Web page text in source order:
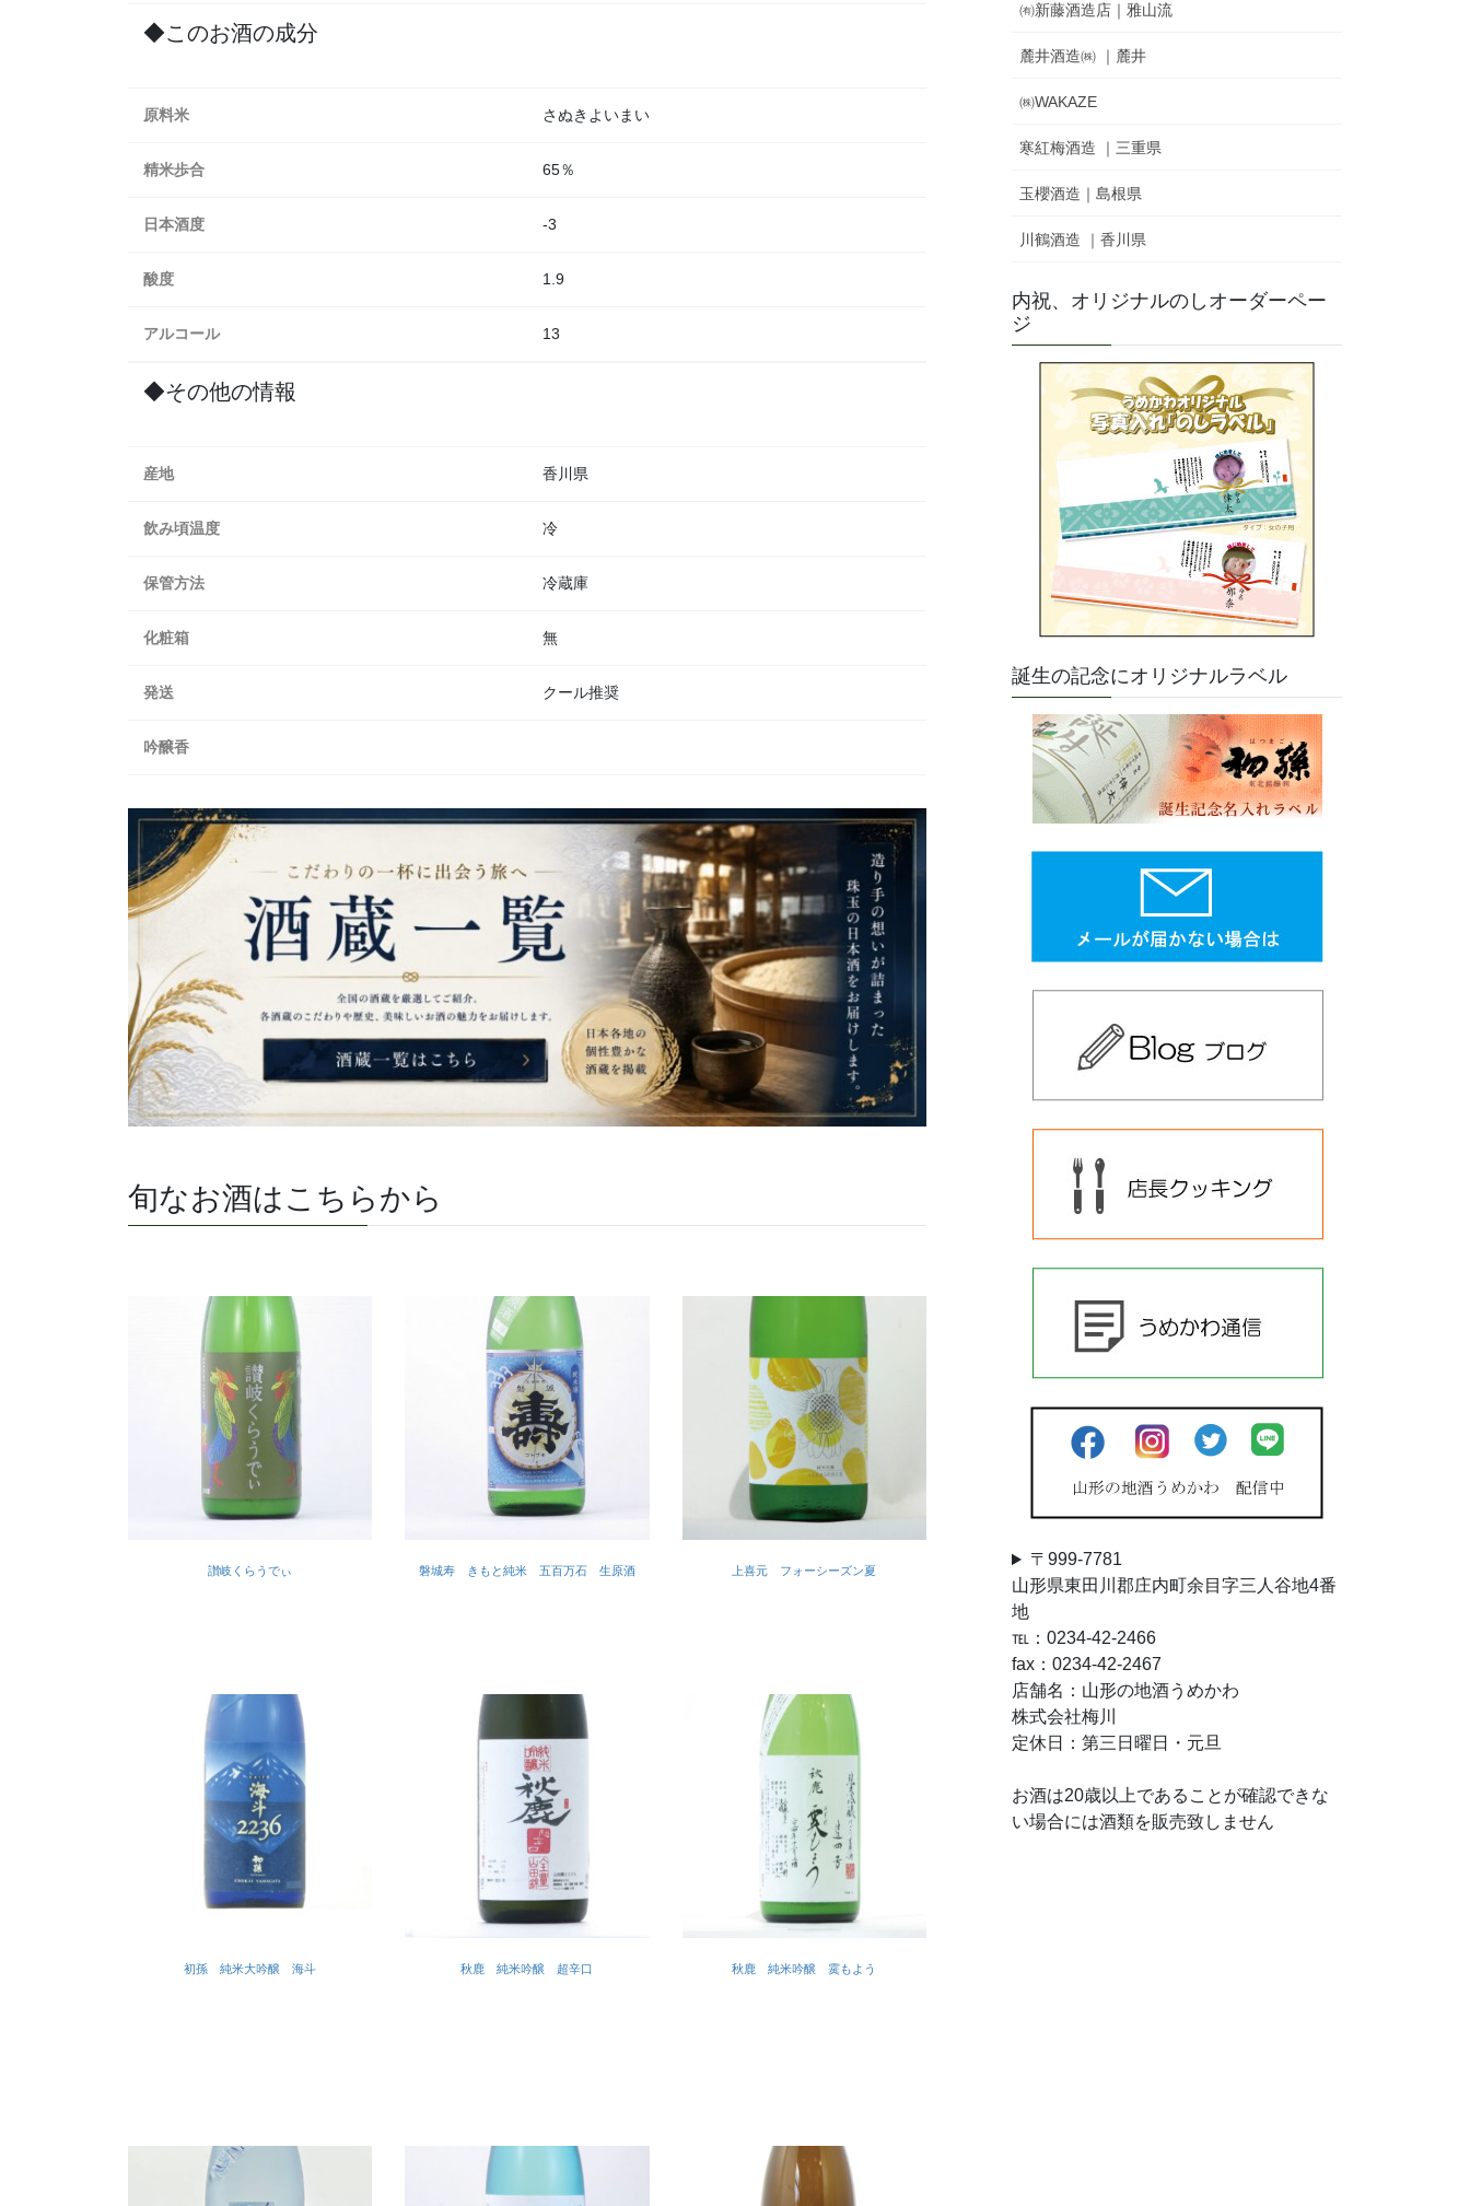
◆このお酒の成分
原料米 さぬきよいまい
精米歩合 65％
日本酒度 -3
酸度 1.9
アルコール 13
◆その他の情報
産地 香川県
飲み頃温度 冷
保管方法 冷蔵庫
化粧箱 無
発送 クール推奨
吟醸香
旬なお酒はこちらから
讃岐くらうでぃ 磐城寿 きもと純米 五百万石 生原酒 上喜元 フォーシーズン夏
初孫 純米大吟醸 海斗 秋鹿 純米吟醸 超辛口 秋鹿 純米吟醸 霙もよう
㈲新藤酒造店｜雅山流
麓井酒造㈱ ｜麓井
㈱WAKAZE
寒紅梅酒造 ｜三重県
玉櫻酒造｜島根県
川鶴酒造 ｜香川県
内祝、オリジナルのしオーダーペー
ジ
誕生の記念にオリジナルラベル
〒999-7781
山形県東田川郡庄内町余目字三人谷地4番
地
℡：0234-42-2466
fax：0234-42-2467
店舗名：山形の地酒うめかわ
株式会社梅川
定休日：第三日曜日・元旦
お酒は20歳以上であることが確認できな
い場合には酒類を販売致しません